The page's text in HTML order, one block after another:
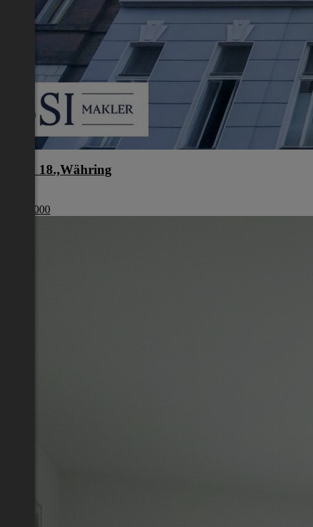
Wien 18.,Währing
€ 329 000